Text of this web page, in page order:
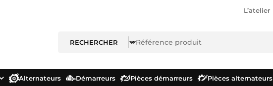
L’atelier
Alternateurs Démarreurs Pièces démarreurs Pièces alternateurs